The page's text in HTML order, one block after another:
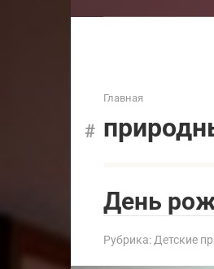
Главная
День
Рубрика: Детские